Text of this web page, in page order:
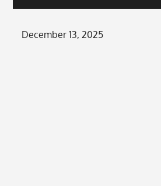
Posted
December 13, 2025